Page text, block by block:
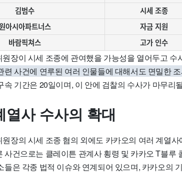
김범수
시세 조종
아시아파트너스
자금 지원
바람픽쳐스
고가 인수
장이 시세 조종에 관여했을 가능성을 열어두고 수
련 사건에 연루된 여러 인물들에 대해서도 면밀한
속 기간은 20일이며, 이 안에 검찰의 수사가 마무리
열사 수사의 확대
장의 시세 조종 혐의 외에도 카카오의 여러 계열
사건으로는 클레이튼 관계사 횡령 및 카카오 T블루
들은 각종 법적 이슈와 연계되어 있으며, 카카오의